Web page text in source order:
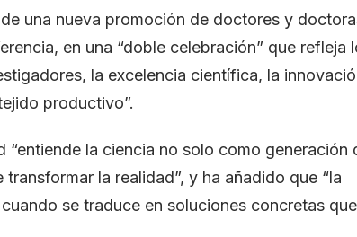
una nueva promoción de doctores y
en una “doble celebración” que refleja
la excelencia científica, la
productivo”.
“entiende la ciencia no solo como generación
la realidad”, y ha añadido que “la
se traduce en soluciones concretas que